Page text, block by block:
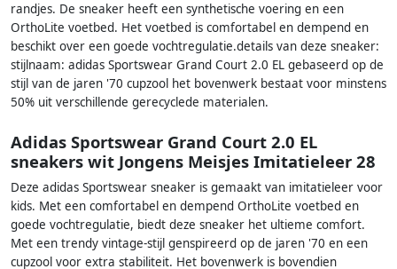
randjes. De sneaker heeft een synthetische voering en een
OrthoLite voetbed. Het voetbed is comfortabel en dempend en
beschikt over een goede vochtregulatie.details van deze sneaker:
stijlnaam: adidas Sportswear Grand Court 2.0 EL gebaseerd op de
stijl van de jaren '70 cupzool het bovenwerk bestaat voor minstens
50% uit verschillende gerecyclede materialen.
Adidas Sportswear Grand Court 2.0 EL
sneakers wit Jongens Meisjes Imitatieleer 28
Deze adidas Sportswear sneaker is gemaakt van imitatieleer voor
kids. Met een comfortabel en dempend OrthoLite voetbed en
goede vochtregulatie, biedt deze sneaker het ultieme comfort.
Met een trendy vintage-stijl genspireerd op de jaren '70 en een
cupzool voor extra stabiliteit. Het bovenwerk is bovendien